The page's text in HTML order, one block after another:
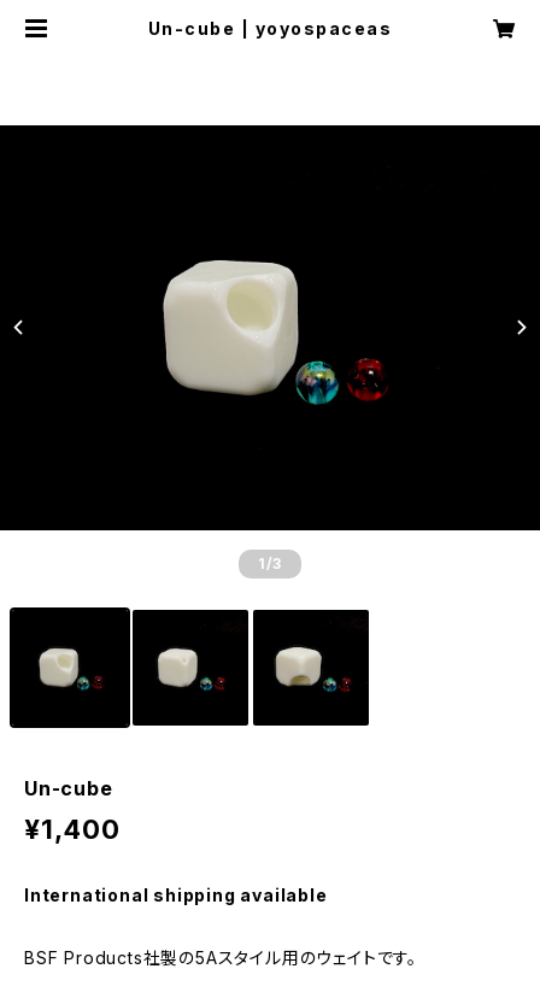
Un-cube | yoyospaceas
1 /3
Un-cube
¥1,400
International shipping available
BSF Products社製の5Aスタイル用のウェイトです。